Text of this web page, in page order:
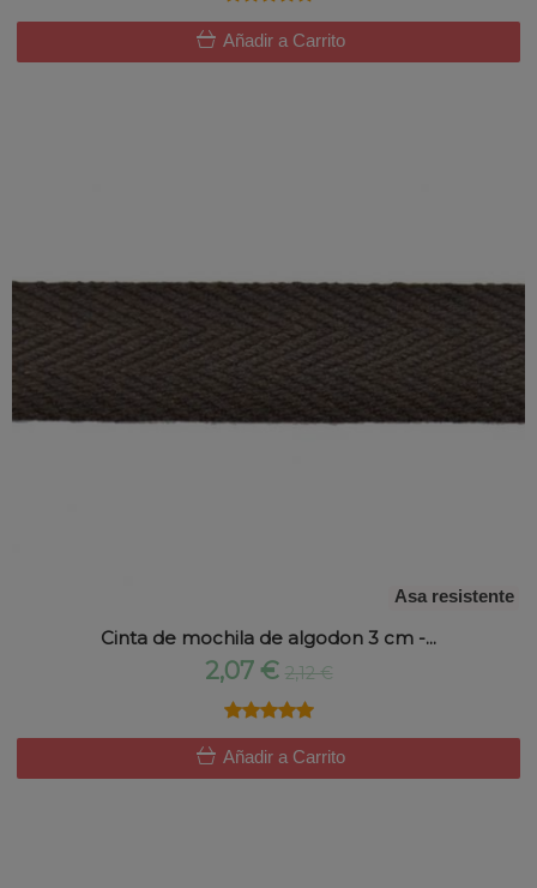
Añadir a Carrito
Asa resistente
Cinta de mochila de algodon 3 cm -...
2,07 € 2,12 €
★★★★★
★★★★★
Añadir a Carrito